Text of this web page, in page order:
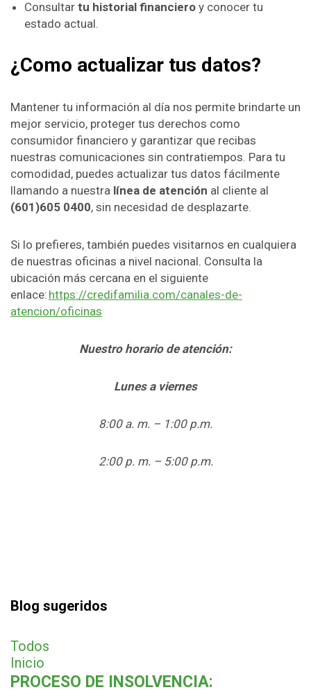
Consultar tu historial financiero y conocer tu
estado actual.
¿Como actualizar tus datos?
Mantener tu información al día nos permite brindarte un
mejor servicio, proteger tus derechos como
consumidor financiero y garantizar que recibas
nuestras comunicaciones sin contratiempos. Para tu
comodidad, puedes actualizar tus datos fácilmente
llamando a nuestra línea de atención al cliente al
(601)605 0400, sin necesidad de desplazarte.
Si lo prefieres, también puedes visitarnos en cualquiera
de nuestras oficinas a nivel nacional. Consulta la
ubicación más cercana en el siguiente
enlace: https://credifamilia.com/canales-de-
atencion/oficinas
Nuestro horario de atención:
Lunes a viernes
8:00 a. m. – 1:00 p.m.
2:00 p. m. – 5:00 p.m.
Blog sugeridos
Todos
Inicio
PROCESO DE INSOLVENCIA: